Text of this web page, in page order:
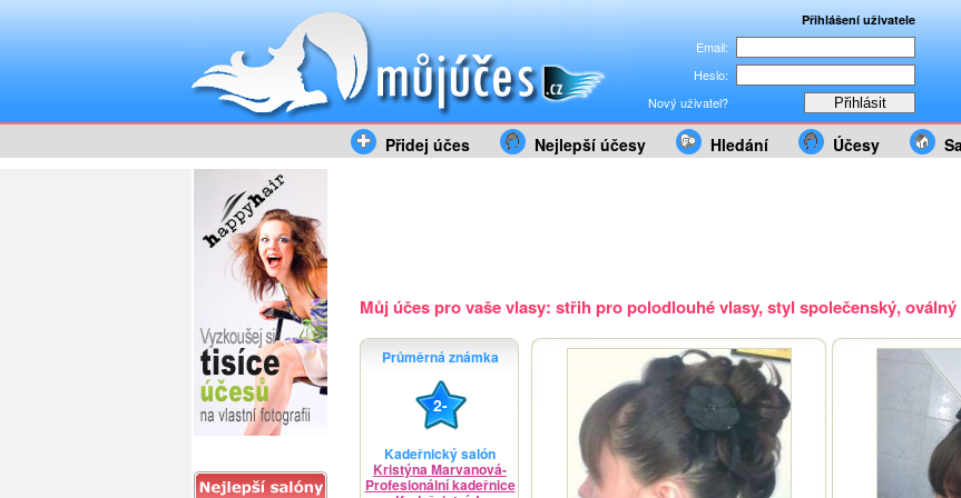
Přihlášení uživatele
Email:
Heslo:
Nový uživatel?
Přidej účes Nejlepší účesy Hledání Účesy
Můj účes pro vaše vlasy: střih pro polodlouhé vlasy, styl společenský,
Průměrná známka
2-
Kadeřnický salón
Kristýna Marvanová-
Profesionální kadeřnice